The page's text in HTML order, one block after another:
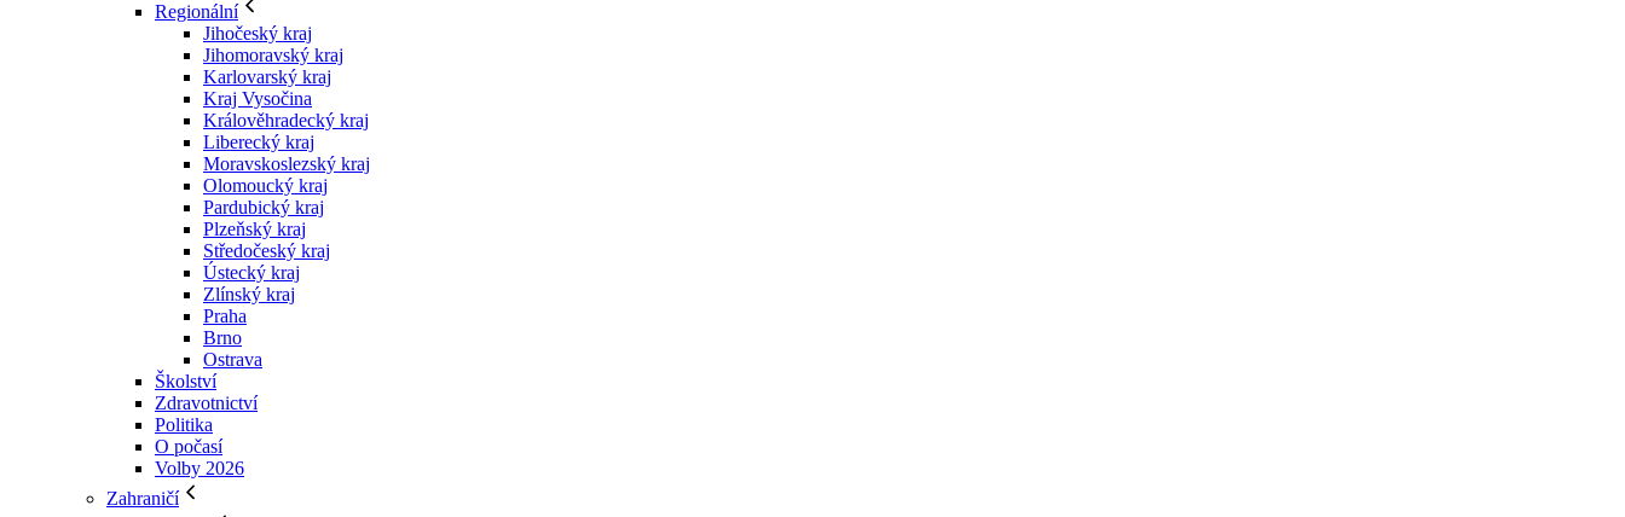
Regionální
Jihočeský kraj
Jihomoravský kraj
Karlovarský kraj
Kraj Vysočina
Králověhradecký kraj
Liberecký kraj
Moravskoslezský kraj
Olomoucký kraj
Pardubický kraj
Plzeňský kraj
Středočeský kraj
Ústecký kraj
Zlínský kraj
Praha
Brno
Ostrava
Školství
Zdravotnictví
Politika
O počasí
Volby 2026
Zahraničí